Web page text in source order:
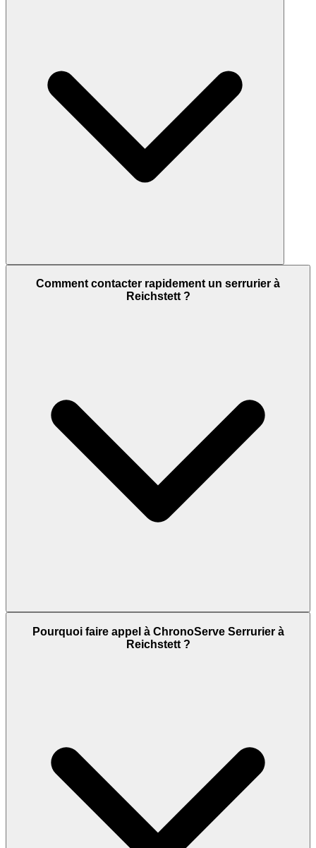
Comment contacter rapidement un serrurier à
Reichstett ?
Pourquoi faire appel à ChronoServe Serrurier à
Reichstett ?